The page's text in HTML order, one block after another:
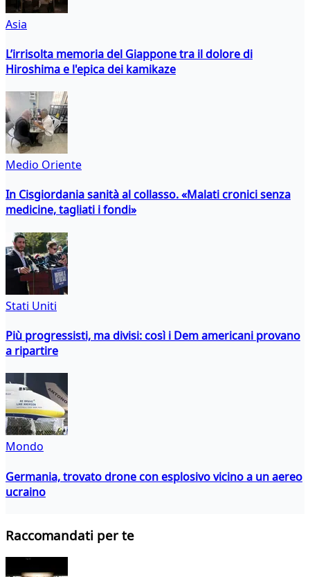
Asia
L’irrisolta memoria del Giappone tra il dolore di
Hiroshima e l'epica dei kamikaze
Medio Oriente
In Cisgiordania sanità al collasso. «Malati cronici senza
medicine, tagliati i fondi»
Stati Uniti
Più progressisti, ma divisi: così i Dem americani provano
a ripartire
Mondo
Germania, trovato drone con esplosivo vicino a un aereo
ucraino
Raccomandati per te